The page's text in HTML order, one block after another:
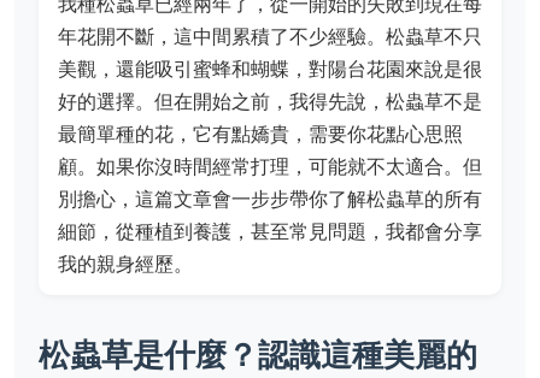
年花開不斷，這中間累積了不少經驗。松蟲草不只
美觀，還能吸引蜜蜂和蝴蝶，對陽台花園來說是很
好的選擇。但在開始之前，我得先說，松蟲草不是
最簡單種的花，它有點嬌貴，需要你花點心思照
顧。如果你沒時間經常打理，可能就不太適合。但
別擔心，這篇文章會一步步帶你了解松蟲草的所有
細節，從種植到養護，甚至常見問題，我都會分享
我的親身經歷。
松蟲草是什麼？認識這種美麗的